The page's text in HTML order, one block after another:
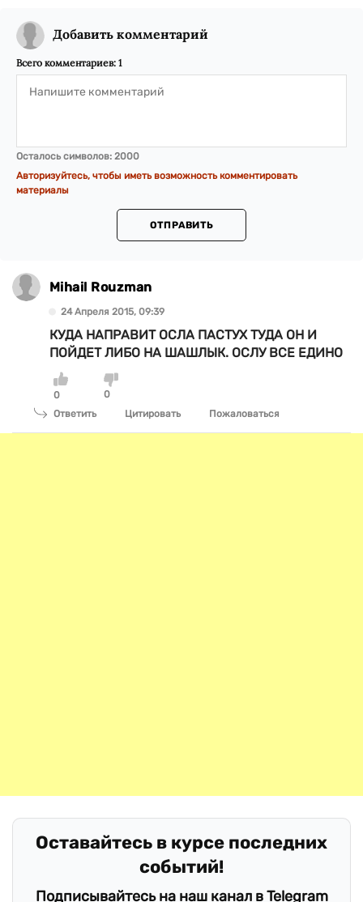
Добавить комментарий
Всего комментариев: 1
Осталось символов: 2000
Авторизуйтесь, чтобы иметь возможность комментировать
материалы
ОТПРАВИТЬ
Mihail Rouzman
24 Апреля 2015, 09:39
КУДА НАПРАВИТ ОСЛА ПАСТУХ ТУДА ОН И
ПОЙДЕТ ЛИБО НА ШАШЛЫК. ОСЛУ ВСЕ ЕДИНО
0
0
Ответить
Цитировать Пожаловаться
Оставайтесь в курсе последних
событий!
Подписывайтесь на наш канал в Telegram